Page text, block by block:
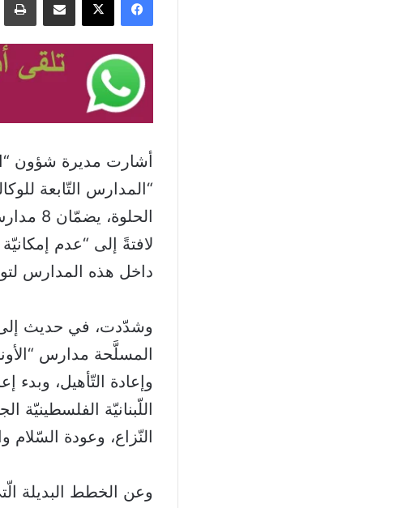
أشارت مديرة شؤون
“المدارس التّابعة
لافتةً إلى “عدم
داخل هذه المدارس
وشدّدت، في حديث إلى
المسلَّحة مدارس
وإعادة التّأهيل، وبدء
اللّبنانيّة الفلسطينيّة
النّزاع، وعودة السّلام
وعن الخطط البديلة